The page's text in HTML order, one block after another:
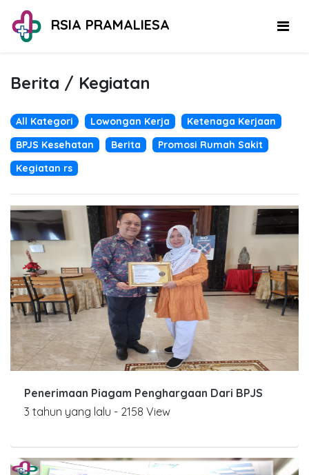
RSIA PRAMALIESA
Berita / Kegiatan
All Kategori Lowongan Kerja
Ketenaga Kerjaan
BPJS Kesehatan
Berita
Promosi Rumah Sakit
Kegiatan rs
Penerimaan Piagam Penghargaan Dari BPJS
3 tahun yang lalu - 2158 View